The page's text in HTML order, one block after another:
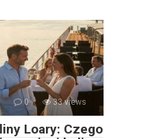
0 33 views
Loary: Czego